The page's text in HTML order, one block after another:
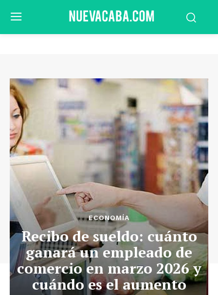
ECONOMÍA
Recibo de sueldo: cuánto
ganará un empleado de
comercio en marzo 2026 y
cuándo es el aumento